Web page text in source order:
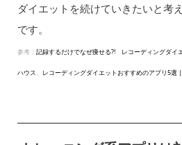
ダイエットを続けていきたいと考
です。
参考： 記録するだけでなぜ痩せる?! レコーディングダイ
ハウス、 レコーディングダイエットおすすめのアプリ5選